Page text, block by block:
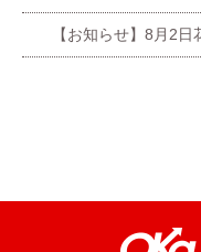
【お知らせ】8月2